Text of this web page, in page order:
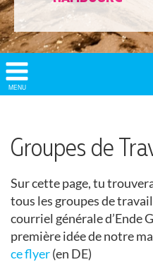
Show/
Hide
MENU
Groupes de
Sur cette page, tu
tous les groupes de
courriel générale d’Ende
première idée de notre
ce flyer(en DE)